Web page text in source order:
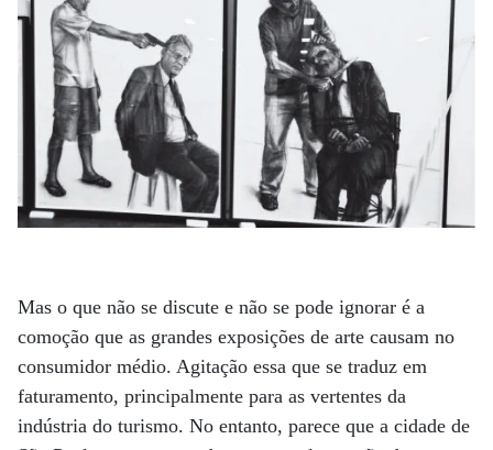
Mas o que não se discute e não se pode ignorar é a
comoção que as grandes exposições de arte causam no
consumidor médio. Agitação essa que se traduz em
faturamento, principalmente para as vertentes da
indústria do turismo. No entanto, parece que a cidade de